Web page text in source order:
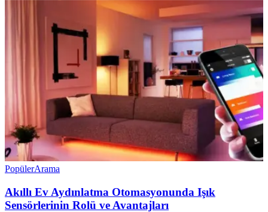
PopülerArama
Akıllı Ev Aydınlatma Otomasyonunda Işık
Sensörlerinin Rolü ve Avantajları